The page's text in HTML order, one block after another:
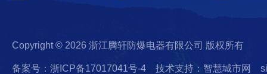
Copyright © 2026 浙江腾轩防爆电器有限公司 版权所有
备案号：浙ICP备17017041号-4 技术支持：智慧城市网